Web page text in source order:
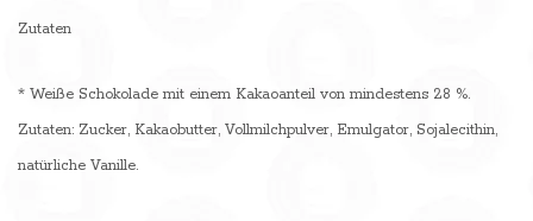
Zutaten
* Weiße Schokolade mit einem Kakaoanteil von mindestens 28 %.
Zutaten: Zucker, Kakaobutter, Vollmilchpulver, Emulgator, Sojalecithin,
natürliche Vanille.